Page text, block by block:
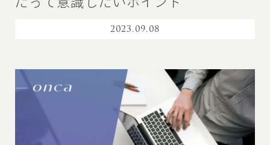
2023.09.08